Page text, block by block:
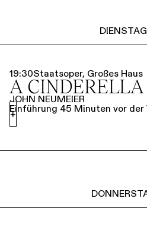
DIENSTAG
19:30Staatsoper, Großes Haus
A CINDERELLA
JOHN NEUMEIER
Einführung 45 Minuten vor der
+